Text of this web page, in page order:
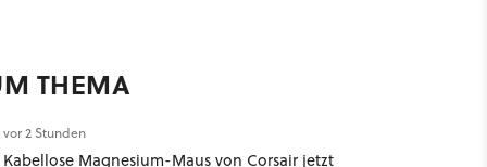
THEMA
vor 2 Stunden
Kabellose Magnesium-Maus von Corsair jetzt